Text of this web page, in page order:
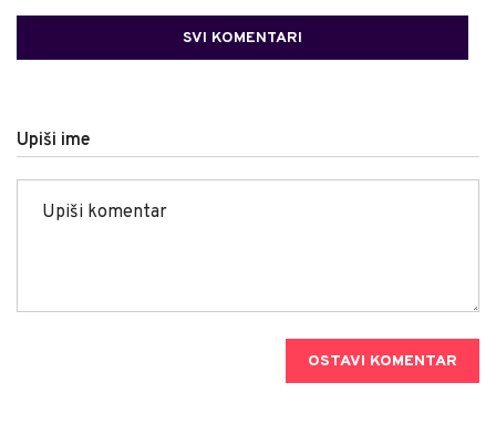
SVI KOMENTARI
Upiši ime
OSTAVI KOMENTAR